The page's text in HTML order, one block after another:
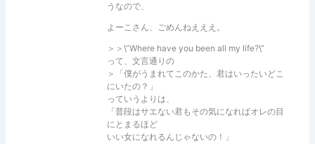
うなので、
よーこさん、ごめんねえええ。
＞＞\”Where have you been all my life?\”
って、文言通りの
＞「僕がうまれてこのかた、君はいったいどこ
にいたの？」
っていうよりは、
「普段はサエない君もその気になればオレの目
にとまるほど
いい女になれるんじゃないの！」